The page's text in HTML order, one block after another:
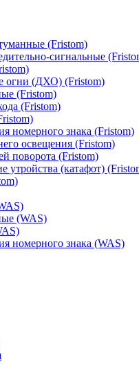
(Fristom)
сигнальные
огни (ДХО) (Fristom)
(Fristom)
(Fristom)
номерного знака (Fristom)
освещения (Fristom)
поворота (Fristom)
утройства (катафот)
(WAS)
номерного знака (WAS)